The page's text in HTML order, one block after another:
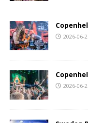
2026-06-
2026-06-